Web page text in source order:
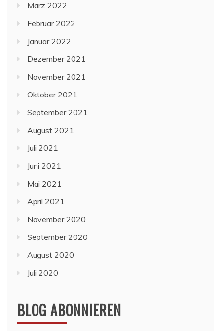
März 2022
Februar 2022
Januar 2022
Dezember 2021
November 2021
Oktober 2021
September 2021
August 2021
Juli 2021
Juni 2021
Mai 2021
April 2021
November 2020
September 2020
August 2020
Juli 2020
BLOG ABONNIEREN